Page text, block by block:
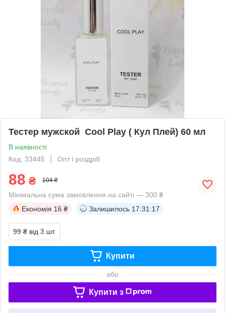
Тестер мужской Cool Play ( Кул Плей) 60 мл
В наявності
Код: 33445
Опт і роздріб
88 ₴ 104 ₴
Мінімальна сума замовлення на сайті — 300 ₴
Економія 16 ₴ Залишилось 17:31:17
99 ₴ від 3 шт.
Купити
або
Купити з